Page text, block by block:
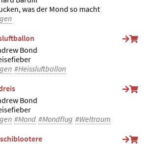
was der Mond so macht
Bond
#Heissluftballon
Bond
#Mond #Mondflug #Weltraum